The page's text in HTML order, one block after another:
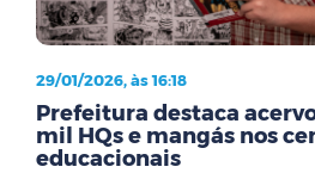
29/01/2026, às 16:18
Prefeitura destaca
mil HQs e mangás nos
educacionais